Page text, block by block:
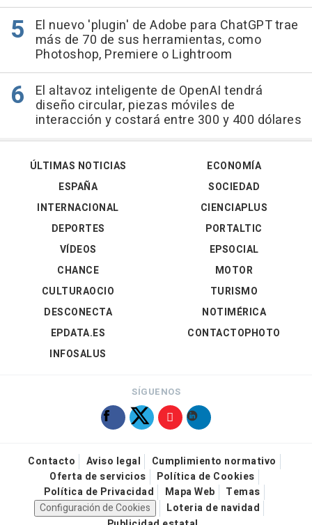
El nuevo 'plugin' de Adobe para ChatGPT trae
más de 70 de sus herramientas, como
Photoshop, Premiere o Lightroom
El altavoz inteligente de OpenAI tendrá
diseño circular, piezas móviles de
interacción y costará entre 300 y 400 dólares
ÚLTIMAS NOTICIAS
ESPAÑA
INTERNACIONAL
DEPORTES
VÍDEOS
ECONOMÍA
SOCIEDAD
CIENCIAPLUS
PORTALTIC
EPSOCIAL
CHANCE
CULTURAOCIO
DESCONECTA
EPDATA.ES
INFOSALUS
MOTOR
TURISMO
NOTIMÉRICA
CONTACTOPHOTO
SÍGUENOS
Contacto Aviso legal
Cumplimiento normativo
Oferta de servicios
Política de Cookies
Política de Privacidad
Mapa Web
Temas
Configuración de Cookies
Loteria de navidad